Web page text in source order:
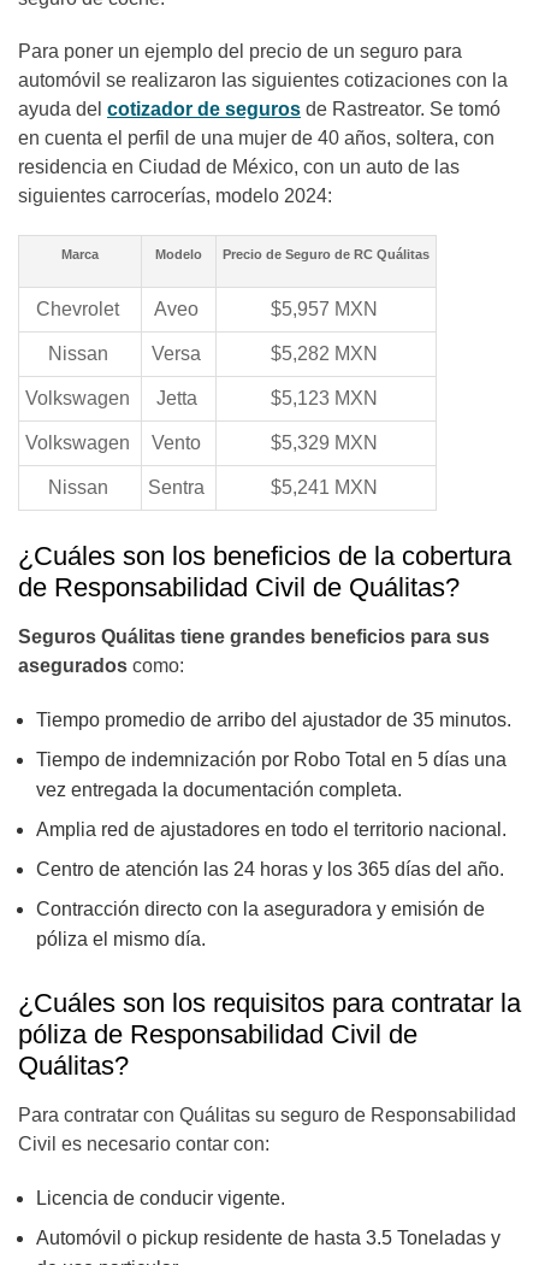
Para poner un ejemplo del precio de un seguro para
automóvil se realizaron las siguientes cotizaciones con la
ayuda del cotizador de seguros de Rastreator. Se tomó
en cuenta el perfil de una mujer de 40 años, soltera, con
residencia en Ciudad de México, con un auto de las
siguientes carrocerías, modelo 2024:
Marca Modelo Precio de Seguro de RC Quálitas
Chevrolet Aveo $5,957 MXN
Nissan Versa $5,282 MXN
Volkswagen Jetta $5,123 MXN
Volkswagen Vento $5,329 MXN
Nissan Sentra $5,241 MXN
¿Cuáles son los beneficios de la cobertura
de Responsabilidad Civil de Quálitas?
Seguros Quálitas tiene grandes beneficios para sus
asegurados como:
Tiempo promedio de arribo del ajustador de 35 minutos.
Tiempo de indemnización por Robo Total en 5 días una
vez entregada la documentación completa.
Amplia red de ajustadores en todo el territorio nacional.
Centro de atención las 24 horas y los 365 días del año.
Contracción directo con la aseguradora y emisión de
póliza el mismo día.
¿Cuáles son los requisitos para contratar la
póliza de Responsabilidad Civil de
Quálitas?
Para contratar con Quálitas su seguro de Responsabilidad
Civil es necesario contar con:
Licencia de conducir vigente.
Automóvil o pickup residente de hasta 3.5 Toneladas y